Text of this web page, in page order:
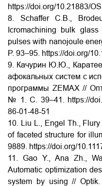
https://doi.org/10.21883/
8. Schaffer C.B.,
Icromachining bulk
pulses with nanojoule
P. 93–95. https://doi.org/
9. Качурин Ю.Ю.,
афокальных систем с
программы ZEMAX //
№ 1. С. 39–41. https://
86-01-48-51
10. Liu L., Engel Th.,
of faceted structure for
9889. https://doi.org/
11. Gao Y., Ana Zh.,
Automatic optimization
system by using //